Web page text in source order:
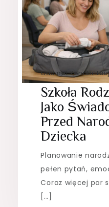
Gabinet
Szkoła
Jako
Przed
Dziecka
Planowanie
pełen pytań,
Coraz więcej par
[…]